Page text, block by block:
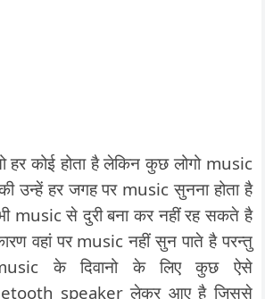
कोई होता है लेकिन कुछ लोगो music
उन्हें हर जगह पर music सुनना होता है
music से दुरी बना कर नहीं रह सकते है
वहां पर music नहीं सुन पाते है परन्तु
के दिवानो के लिए कुछ ऐसे
speaker लेकर आए है जिससे